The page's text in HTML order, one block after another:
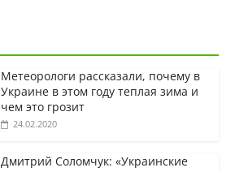
Метеорологи рассказали, почему в
Украине в этом году теплая зима и
чем это грозит
24.02.2020
Дмитрий Соломчук: «Украинские